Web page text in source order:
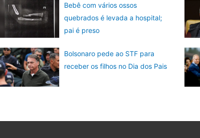
Bebê com vários ossos
quebrados é levada a hospital;
pai é preso
Bolsonaro pede ao STF para
receber os filhos no Dia dos Pais